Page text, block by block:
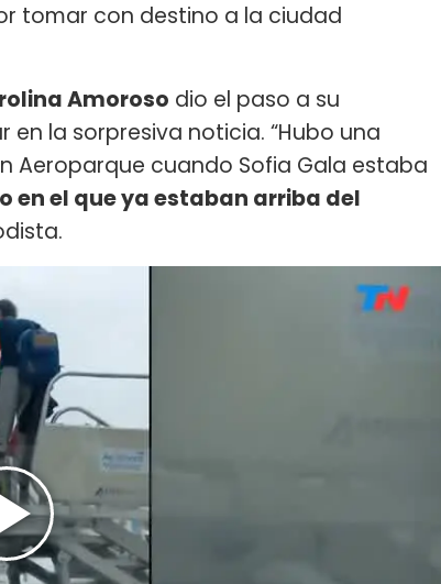
tomar con destino a la ciudad
Amoroso dio el paso a su
la sorpresiva noticia. “Hubo una
Aeroparque cuando Sofia Gala estaba
en el que ya estaban arriba del